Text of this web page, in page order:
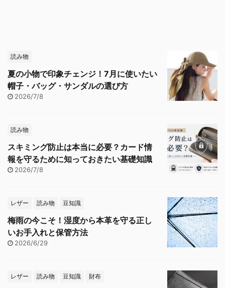
読み物
夏の小物で印象チェンジ！7月に使いたい
帽子・バッグ・サンダルの選び方
2026/7/8
読み物
スキミング防止は本当に必要？カード情
報を守るために知っておきたい基礎知識
2026/7/8
レザー 読み物 豆知識
梅雨の今こそ！湿度から本革を守る正し
いお手入れと保管方法
2026/6/29
レザー 読み物 豆知識 財布